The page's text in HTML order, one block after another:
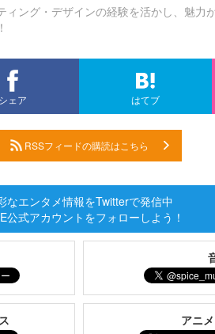
ィング・デザインの経験を活かし、魅力
シェア はてブ
RSSフィードの購読はこちら
なエンタメ情報をTwitterで発信中
公式アカウントをフォローしよう！
アニ